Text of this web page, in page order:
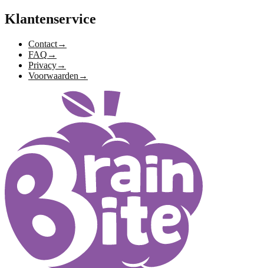
Klantenservice
Contact→
FAQ →
Privacy→
Voorwaarden →